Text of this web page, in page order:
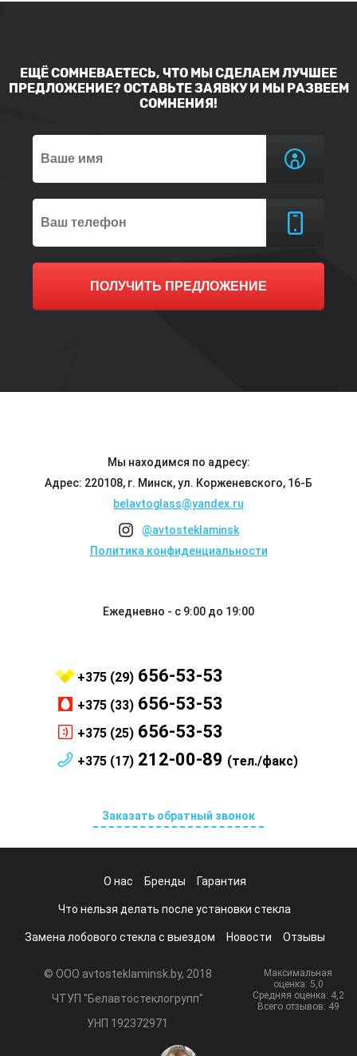
ЕЩЁ СОМНЕВАЕТЕСЬ, ЧТО МЫ СДЕЛАЕМ ЛУЧШЕЕ
ПРЕДЛОЖЕНИЕ? ОСТАВЬТЕ ЗАЯВКУ И МЫ РАЗВЕЕМ
СОМНЕНИЯ!
ПОЛУЧИТЬ ПРЕДЛОЖЕНИЕ
Мы находимся по адресу:
Адрес: 220108, г. Минск, ул. Корженевского, 16-Б
belavtoglass@yandex.ru
@avtosteklaminsk
Политика конфиденциальности
Ежедневно - с 9:00 до 19:00
+375 (29) 656-53-53
+375 (33) 656-53-53
+375 (25) 656-53-53
+375 (17) 212-00-89 (тел./факс)
Заказать обратный звонок
О нас Бренды Гарантия
Что нельзя делать после установки стекла
Замена лобового стекла с выездом Новости Отзывы
© ООО avtosteklaminsk.by, 2018
ЧТУП "Белавтостеклогрупп"
УНП 192372971
Максимальная
оценка: 5,0
Средняя оценка: 4,2
Всего отзывов: 49